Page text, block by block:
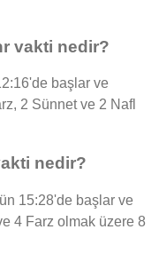
vakti nedir?
başlar ve
2 Sünnet ve 2 Nafl
nedir?
15:28'de başlar ve
4 Farz olmak üzere 8